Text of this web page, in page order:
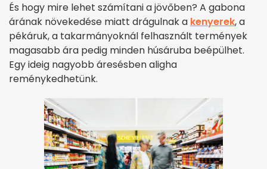
És hogy mire lehet számítani a jövőben? A gabona
árának növekedése miatt drágulnak a kenyerek, a
pékáruk, a takarmányoknál felhasznált termények
magasabb ára pedig minden húsáruba beépülhet.
Egy ideig nagyobb áresésben aligha
reménykedhetünk.